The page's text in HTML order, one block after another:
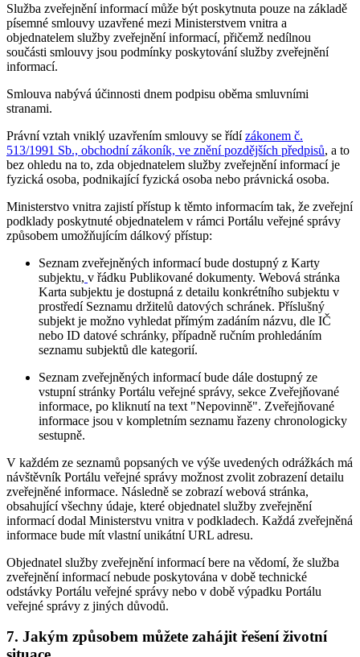
Služba zveřejnění informací může být poskytnuta pouze na základě
písemné smlouvy uzavřené mezi Ministerstvem vnitra a
objednatelem služby zveřejnění informací, přičemž nedílnou
součásti smlouvy jsou podmínky poskytování služby zveřejnění
informací.
Smlouva nabývá účinnosti dnem podpisu oběma smluvními
stranami.
Právní vztah vniklý uzavřením smlouvy se řídízákonem č.
513/1991 Sb., obchodní zákoník, ve znění pozdějších předpisů, a to
bez ohledu na to, zda objednatelem služby zveřejnění informací je
fyzická osoba, podnikající fyzická osoba nebo právnická osoba.
Ministerstvo vnitra zajistí přístup k těmto informacím tak, že zveřejní
podklady poskytnuté objednatelem v rámci Portálu veřejné správy
způsobem umožňujícím dálkový přístup:
Seznam zveřejněných informací bude dostupný z Karty
subjektu, v řádku Publikované dokumenty. Webová stránka
Karta subjektu je dostupná z detailu konkrétního subjektu v
prostředí Seznamu držitelů datových schránek. Příslušný
subjekt je možno vyhledat přímým zadáním názvu, dle IČ
nebo ID datové schránky, případně ručním prohledáním
seznamu subjektů dle kategorií.
Seznam zveřejněných informací bude dále dostupný ze
vstupní stránky Portálu veřejné správy, sekce Zveřejňované
informace, po kliknutí na text "Nepovinně". Zveřejňované
informace jsou v kompletním seznamu řazeny chronologicky
sestupně.
V každém ze seznamů popsaných ve výše uvedených odrážkách má
návštěvník Portálu veřejné správy možnost zvolit zobrazení detailu
zveřejněné informace. Následně se zobrazí webová stránka,
obsahující všechny údaje, které objednatel služby zveřejnění
informací dodal Ministerstvu vnitra v podkladech. Každá zveřejněná
informace bude mít vlastní unikátní URL adresu.
Objednatel služby zveřejnění informací bere na vědomí, že služba
zveřejnění informací nebude poskytována v době technické
odstávky Portálu veřejné správy nebo v době výpadku Portálu
veřejné správy z jiných důvodů.
7. Jakým způsobem můžete zahájit řešení životní